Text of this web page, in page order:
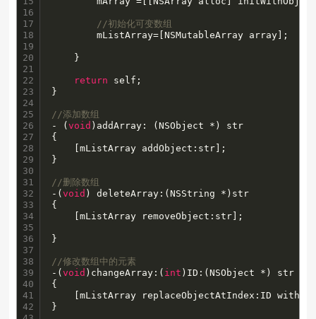
16
17
18
19
20
21
22
23
24
25
26
27
28
29
30
31
32
33
34
35
36
37
38
39
40
41
42
//初始化可变数组
        mListArray=[NSMutableArray array];
    }
return self;
}
//添加数组
- (void )addArray: (NSObject *) str
{
    [mListArray addObject:str];
}
//删除数组
-(void ) deleteArray:(NSString *)str
{
    [mListArray removeObject:str];
}
//修改数组中的元素
-(void )changeArray:( int )ID:(NSObject *) str
{
[mListArray replaceObjectAtIndex:ID
}